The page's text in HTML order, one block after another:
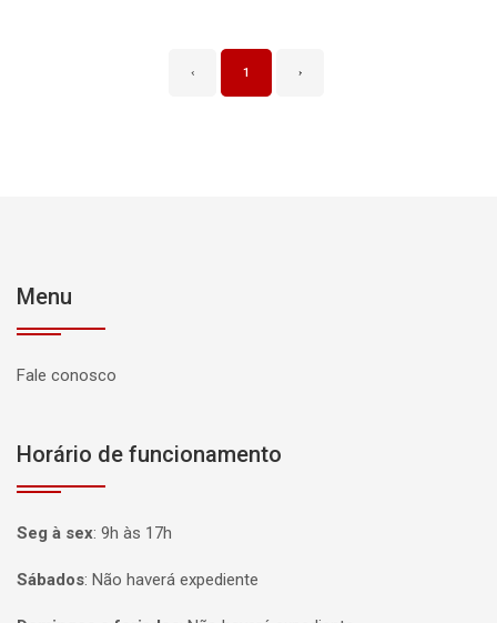
‹ 1 ›
Menu
Fale conosco
Horário de funcionamento
Seg à sex: 9h às 17h
Sábados: Não haverá expediente